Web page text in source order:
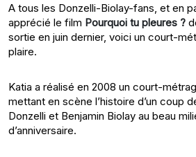
A tous les Donzelli-Biolay-fans, et en
apprécié le film Pourquoi tu pleures ?
sortie en juin dernier, voici un court-
plaire.
Katia a réalisé en 2008 un court-
mettant en scène l’histoire d’un coup
Donzelli et Benjamin Biolay au beau
d’anniversaire.